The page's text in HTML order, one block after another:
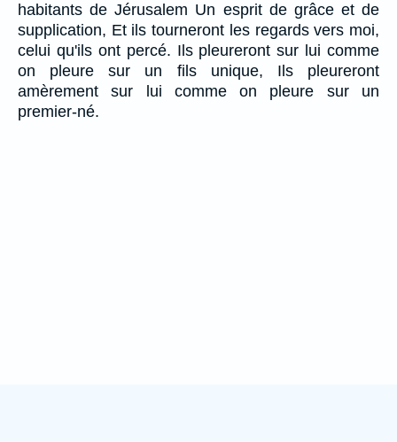
habitants de Jérusalem Un esprit de grâce et de
supplication, Et ils tourneront les regards vers moi,
celui qu'ils ont percé. Ils pleureront sur lui comme
on pleure sur un fils unique, Ils pleureront
amèrement sur lui comme on pleure sur un
premier-né.